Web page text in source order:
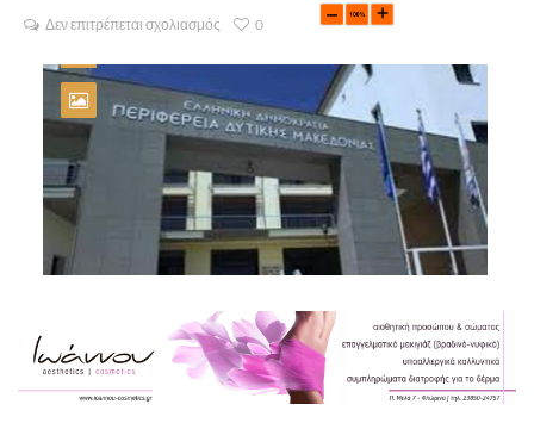
Δεν επιτρέπεται σχολιασμός 0